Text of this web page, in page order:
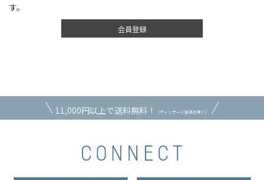
す。
会員登録
11,000円以上で送料無料！ （ヴィンテージ家具を除く）